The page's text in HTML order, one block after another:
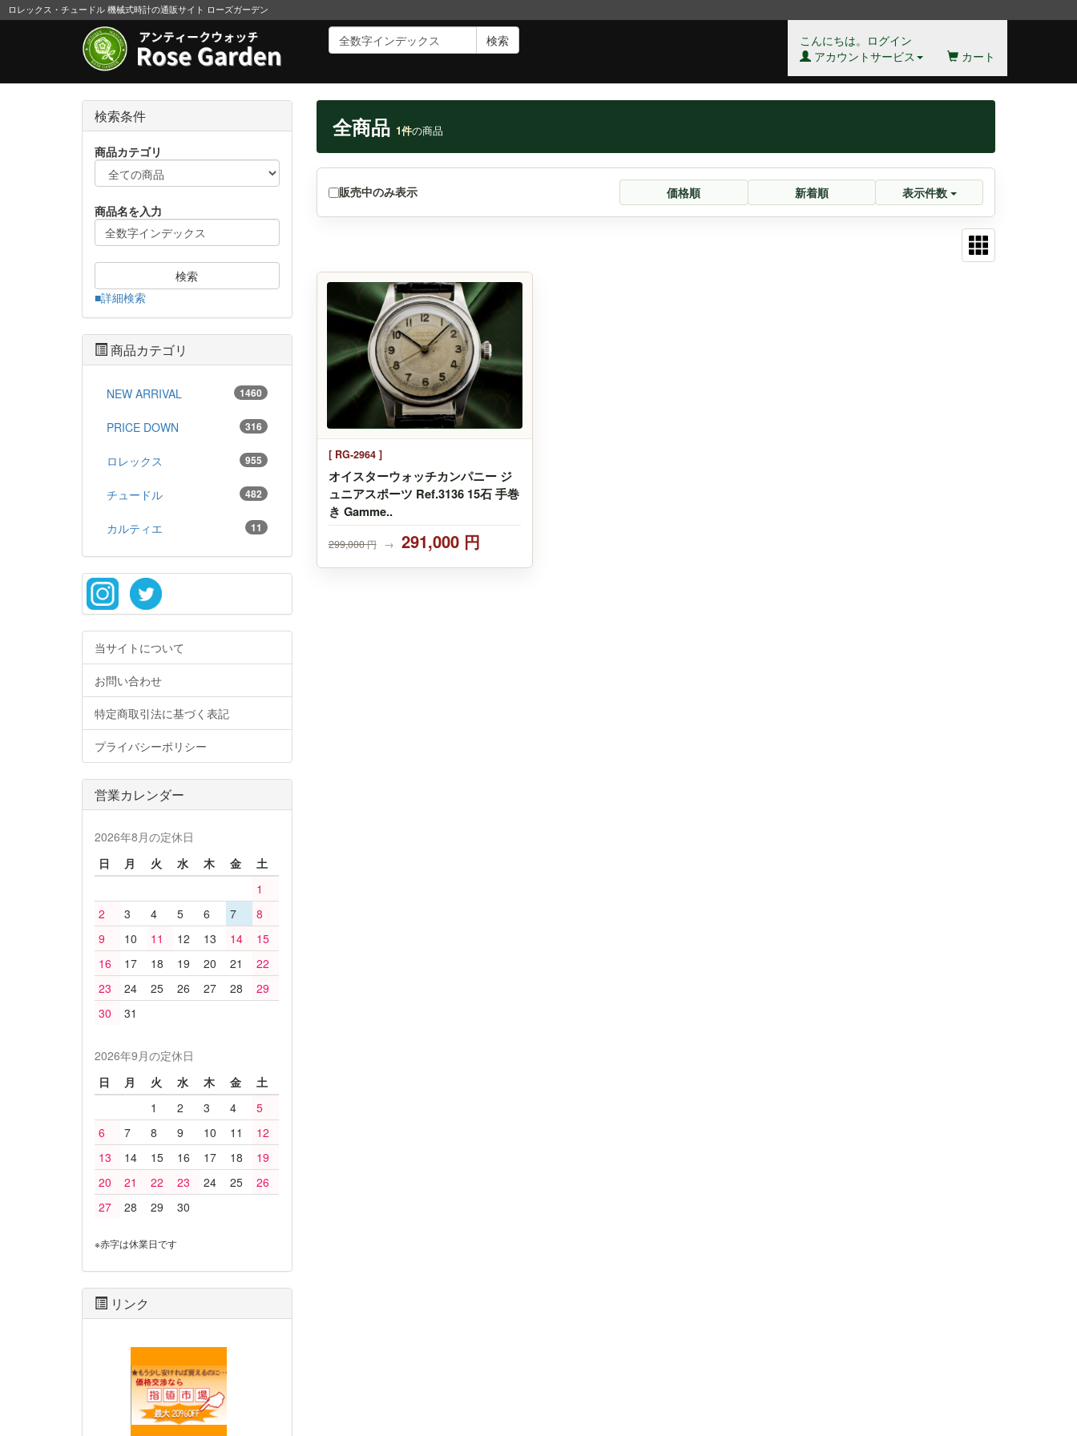
ロレックス・チュードル 機械式時計の通販サイト ローズガーデン
検索
こんにちは。ログイン
アカウントサービス
カート
全商品 1件の商品
販売中のみ表示 価格順 新着順 表示件数
[ RG-2964 ]
オイスターウォッチカンパニー ジ
ュニアスポーツ Ref.3136 15石 手巻
き Gamme..
299,000 円 → 291,000 円
検索条件
商品カテゴリ
商品名を入力
検索
■詳細検索
商品カテゴリ
NEW ARRIVAL 1460
PRICE DOWN 316
ロレックス 955
チュードル 482
カルティエ 11
当サイトについて
お問い合わせ
特定商取引法に基づく表記
プライバシーポリシー
営業カレンダー
2026年8月の定休日
日
月 火 水 木 金
土
1
2
3 4 5 6 7
8
9
10 11 12 13 14
15
16
17 18 19 20 21
22
23
24 25 26 27 28
29
30
31
2026年9月の定休日
日
月 火 水 木 金
土
1
2 3 4
5
6
7 8 9 10 11
12
13
14 15 16 17 18
19
20
21 22 23 24 25
26
27
28 29 30
※赤字は休業日です
リンク